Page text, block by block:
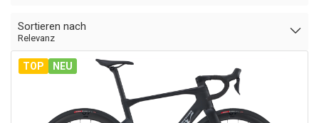
Sortieren nach
Relevanz
TOP NEU